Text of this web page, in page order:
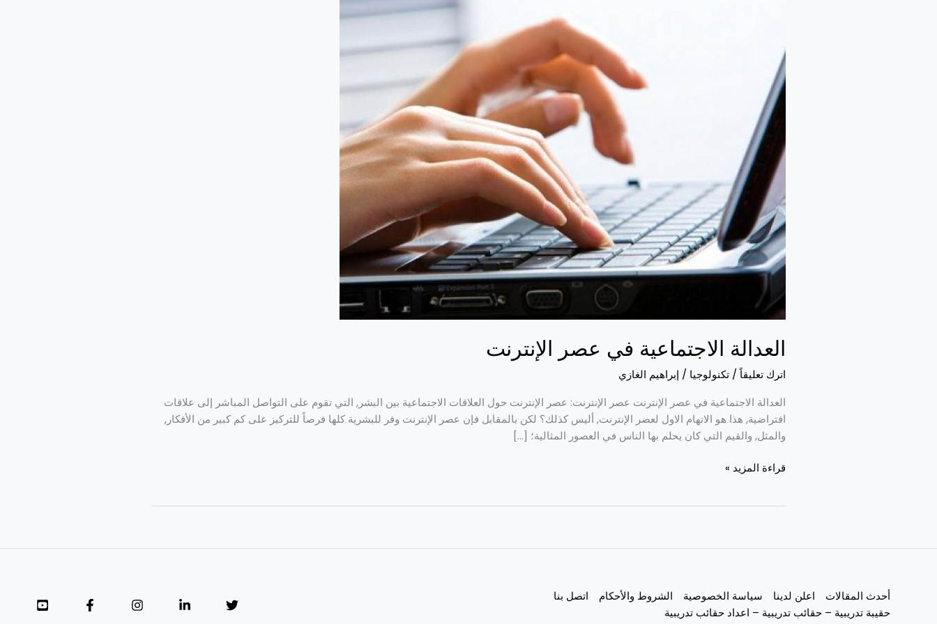
العدالة الاجتماعية في عصر الإنترنت
اترك تعليقاً/ تكنولوجيا / إبراهيم الغازي
العدالة الاجتماعية في عصر الإنترنت عصر الإنترنت: عصر الإنترنت حول العلاقات الاجتماعية بين البشر, التي تقوم على التواصل المباشر إلى علاقات
افتراضية, هذا هو الاتهام الاول لعصر الإنترنت, أليس كذلك؟ لكن بالمقابل فإن عصر الإنترنت وفر للبشرية كلها فرصاً للتركيز على كم كبير من الأفكار,
والمثل, والقيم التي كان يحلم بها الناس في العصور المثالية؛ […]
الإنترنت
قراءة المزيد »
أحدث المقالات اعلن لدينا سياسة الخصوصية الشروط والأحكام
اتصل بنا
حقيبة تدريبية – حقائب تدريبية – اعداد حقائب تدريبية